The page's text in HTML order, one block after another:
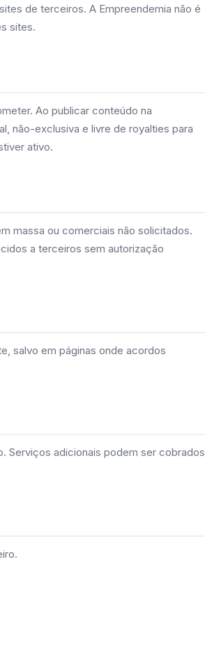
de terceiros. A Empreendemia não é
sites.
Ao publicar conteúdo na
não-exclusiva e livre de royalties para
ativo.
massa ou comerciais não solicitados.
a terceiros sem autorização
salvo em páginas onde acordos
Serviços adicionais podem ser cobrados